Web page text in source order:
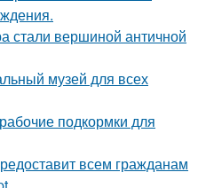
стали вершиной античной
музей для всех
подкормки для
всем гражданам